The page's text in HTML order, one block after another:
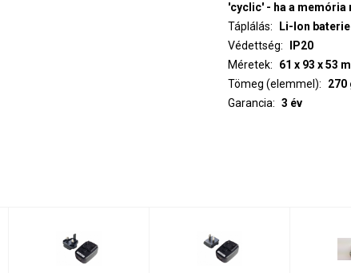
'cyclic' - ha a
Táplálás
Li-Ion
Védettség
IP20
Méretek
61 x 93 x 53
Tömeg (elemmel)
270
Garancia
3 év